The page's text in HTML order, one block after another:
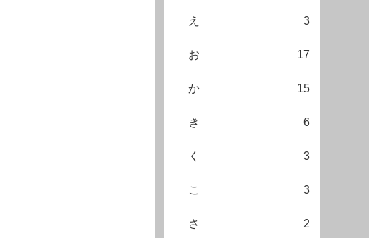
え 3
お 17
か 15
き 6
く 3
こ 3
さ 2